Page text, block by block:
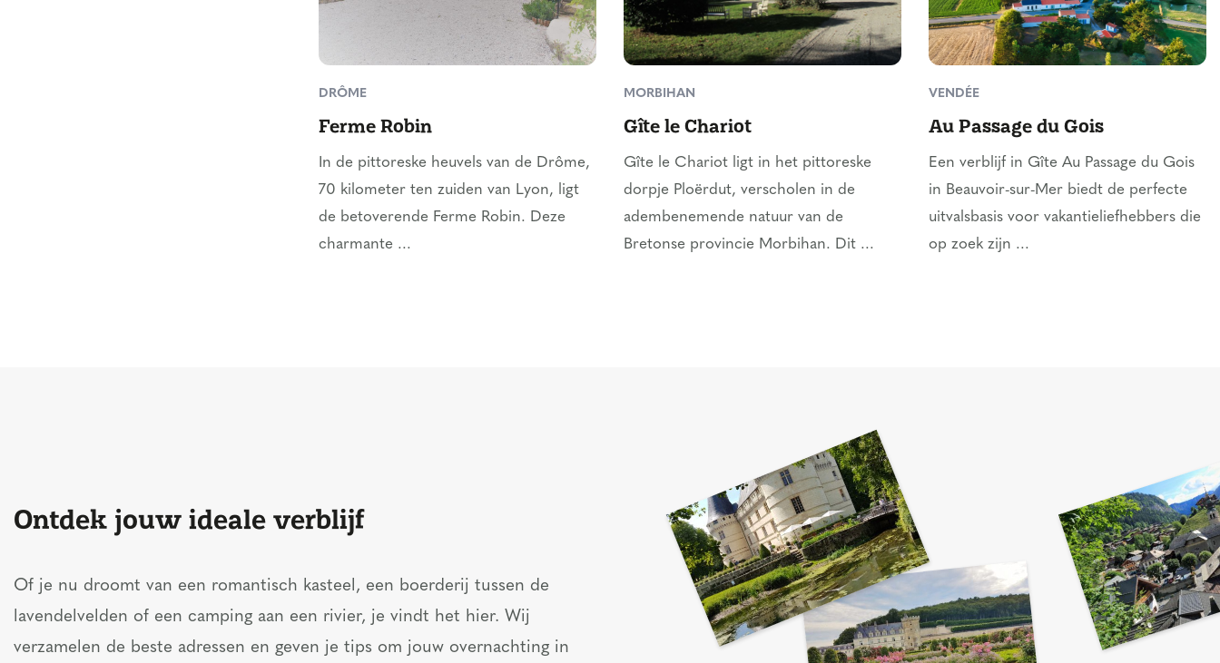
DRÔME
Ferme Robin
In de pittoreske heuvels van de Drôme,
70 kilometer ten zuiden van Lyon, ligt
de betoverende Ferme Robin. Deze
charmante ...
MORBIHAN
Gîte le Chariot
Gîte le Chariot ligt in het pittoreske
dorpje Ploërdut, verscholen in de
adembenemende natuur van de
Bretonse provincie Morbihan. Dit ...
VENDÉE
Au Passage du Gois
Een verblijf in Gîte Au Passage du Gois
in Beauvoir-sur-Mer biedt de perfecte
uitvalsbasis voor vakantieliefhebbers die
op zoek zijn ...
Ontdek jouw ideale verblijf
Of je nu droomt van een romantisch kasteel, een boerderij tussen de
lavendelvelden of een camping aan een rivier, je vindt het hier. Wij
verzamelen de beste adressen en geven je tips om jouw overnachting in